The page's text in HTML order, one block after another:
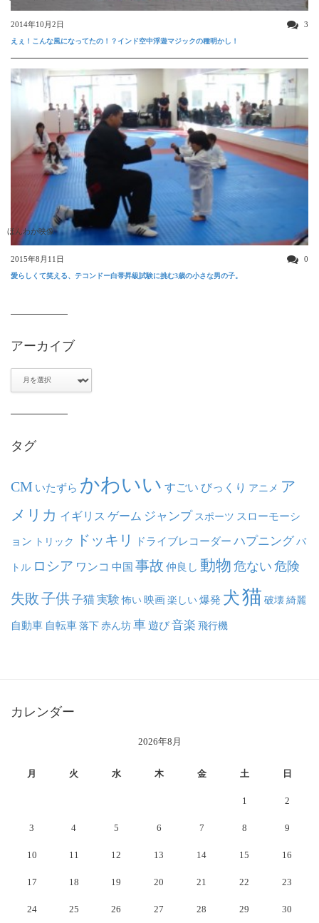
2014年10月2日 3
えぇ！こんな風になってたの！？インド空中浮遊マジックの種明かし！
ほんわか映像
2015年8月11日 0
愛らしくて笑える、テコンドー白帯昇級試験に挑む3歳の小さな男の子。
アーカイブ
タグ
CM いたずら かわいい すごい びっくり アニメ ア
メリカ イギリス ゲーム ジャンプ スポーツ スローモーシ
ョン トリック ドッキリ ドライブレコーダー ハプニング バ
トル ロシア ワンコ 中国 事故 仲良し 動物 危ない 危険
失敗子供子猫実験 怖い映画楽しい爆発 犬猫 破壊綺麗
自動車 自転車落下赤ん坊車遊び音楽 飛行機
カレンダー
2026年8月
月 火 水 木 金 土 日
1 2
3 4 5 6 7 8 9
10 11 12 13 14 15 16
17 18 19 20 21 22 23
24 25 26 27 28 29 30